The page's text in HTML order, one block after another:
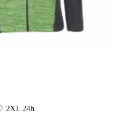
2XL 24h